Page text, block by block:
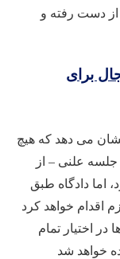
دست رفته و
برای
می دهد که هیچ
جلسه علنی – از
اما دادگاه طبق
اقدام خواهد کرد
اختیار تمام
خواهد شد